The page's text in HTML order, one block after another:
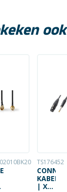
ook
TS176452
CONNEX
KABEL
| XLR